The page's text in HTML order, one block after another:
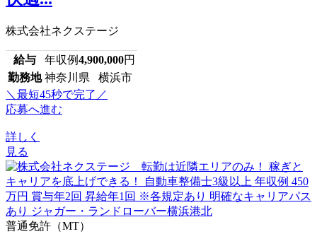
株式会社ネクステージ
給与 年収例4,900,000円
勤務地 神奈川県 横浜市
＼最短45秒で完了／
応募へ進む
詳しく
見る
普通免許（MT）